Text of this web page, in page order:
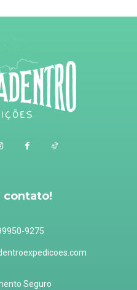
contato!
9275
Seguro